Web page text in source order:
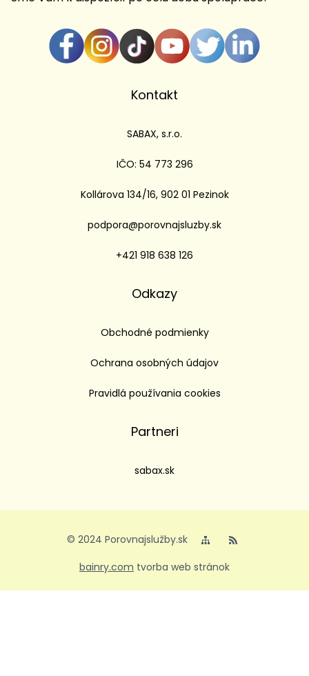
Kontakt
SABAX, s.r.o.
IČO: 54 773 296
Kollárova 134/16, 902 01 Pezinok
podpora@porovnajsluzby.sk
+421 918 638 126
Odkazy
Obchodné podmienky
Ochrana osobných údajov
Pravidlá používania cookies
Partneri
sabax.sk
© 2024 Porovnajslužby.sk
bainry.com tvorba web stránok